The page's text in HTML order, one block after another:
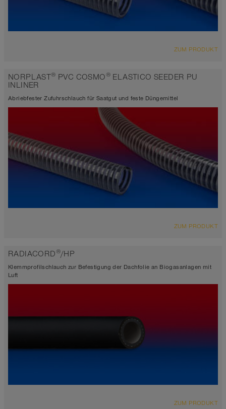
ZUM PRODUKT
NORPLAST® PVC COSMO® ELASTICO SEEDER PU
INLINER
Abriebfester Zufuhrschlauch für Saatgut und feste Düngemittel
ZUM PRODUKT
RADIACORD®/HP
Klemmprofilschlauch zur Befestigung der Dachfolie an Biogasanlagen mit
Luft
ZUM PRODUKT